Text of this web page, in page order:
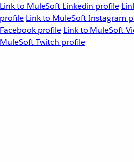
Link to MuleSoft Linkedin profile
profile Link to MuleSoft Instagram
Facebook profile Link to MuleSoft
MuleSoft Twitch profile